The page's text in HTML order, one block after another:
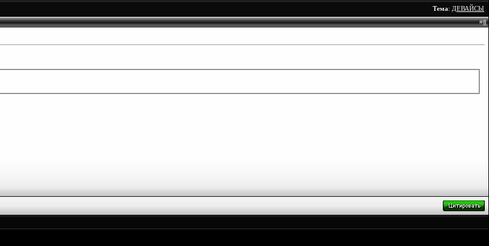
Тема: ДЕВАЙСЫ
#8